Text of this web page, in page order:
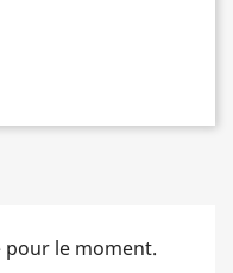
pour le moment.